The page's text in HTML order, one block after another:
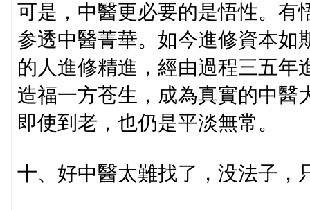
可是，中醫更必要的是悟性。有
参透中醫菁華。如今進修資本如
的人進修精進，經由過程三五年
造福一方苍生，成為真實的中醫
即使到老，也仍是平淡無常。
十、好中醫太難找了，没法子，